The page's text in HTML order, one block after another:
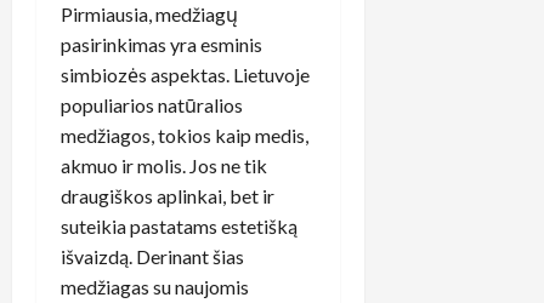
Pirmiausia, medžiagų
pasirinkimas yra esminis
simbiozės aspektas. Lietuvoje
populiarios natūralios
medžiagos, tokios kaip medis,
akmuo ir molis. Jos ne tik
draugiškos aplinkai, bet ir
suteikia pastatams estetišką
išvaizdą. Derinant šias
medžiagas su naujomis